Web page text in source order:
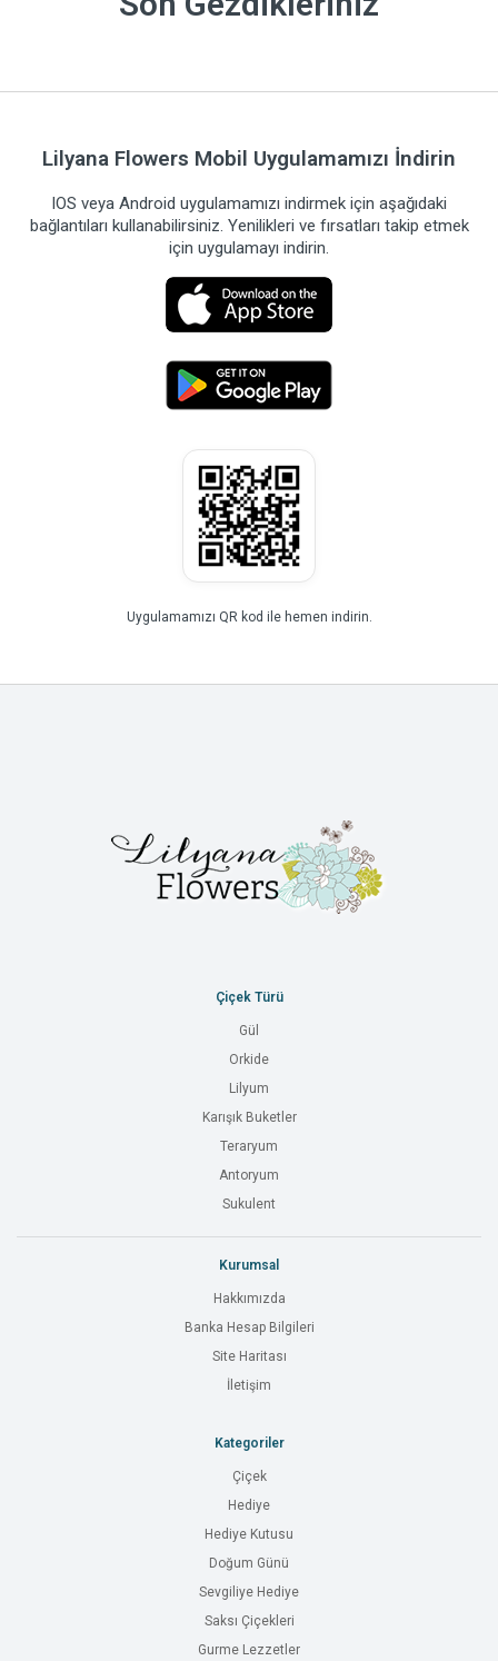
Lilyana Flowers Mobil Uygulamamızı İndirin
IOS veya Android uygulamamızı indirmek için aşağıdaki
bağlantıları kullanabilirsiniz. Yenilikleri ve fırsatları takip etmek
için uygulamayı indirin.
Uygulamamızı QR kod ile hemen indirin.
Çiçek Türü
Gül
Orkide
Lilyum
Karışık Buketler
Teraryum
Antoryum
Sukulent
Kurumsal
Hakkımızda
Banka Hesap Bilgileri
Site Haritası
İletişim
Kategoriler
Çiçek
Hediye
Hediye Kutusu
Doğum Günü
Sevgiliye Hediye
Saksı Çiçekleri
Gurme Lezzetler